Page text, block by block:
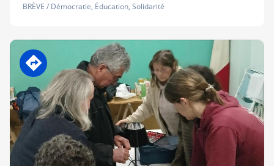
BRÈVE / Démocratie, Éducation, Solidarité
En transition